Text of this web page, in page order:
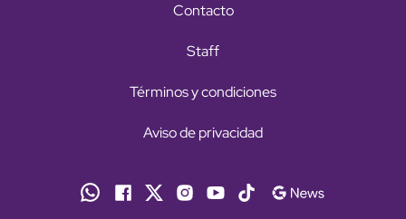
Contacto
Staff
Términos y condiciones
Aviso de privacidad